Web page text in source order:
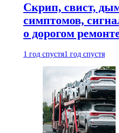
Скрип, свист,
симптомов,
о дорогом
1 год спустя1 год спустя